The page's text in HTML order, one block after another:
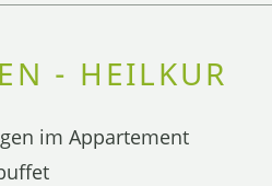
- HEILKUR
im Appartement